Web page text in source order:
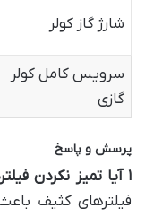
شارژ گاز کولر
سرویس کامل کولر
گازی
پرسش و پاسخ
۱ آیا تمیز نکردن
فیلترهای کثیف